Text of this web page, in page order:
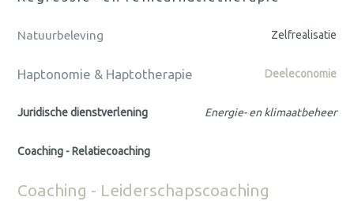
Natuurbeleving Zelfrealisatie
Haptonomie & Haptotherapie Deeleconomie
Juridische dienstverlening Energie- en klimaatbeheer
Coaching - Relatiecoaching
Coaching - Leiderschapscoaching